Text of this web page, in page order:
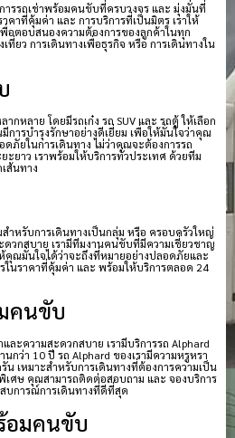
ารรถเช่าพร้อมคนขับที่ครบวงจร และ มุ่งมั่นที่
าที่คุ้มค่า และ การบริการที่เป็นมิตร เราให้
อตอบสนองความต้องการของลูกค้าในทุก
ที่ยว การเดินทางเพื่อธุรกิจ หรือ การเดินทางใน
กหลาย โดยมีรถเก๋ง รถ SUV และ รถตู้ ให้เลือก
ารบำรุงรักษาอย่างดีเยี่ยม เพื่อให้มั่นใจว่าคุณ
ภัยในการเดินทาง ไม่ว่าคุณจะต้องการรถ
ะยาว เราพร้อมให้บริการทั่วประเทศ ด้วยทีม
ส้นทาง
สำหรับการเดินทางเป็นกลุ่ม หรือ ครอบครัวใหญ่
วกสบาย เรามีทีมงานคนขับที่มีความเชี่ยวชาญ
คุณมั่นใจได้ว่าจะถึงที่หมายอย่างปลอดภัยและ
รในราคาที่คุ้มค่า และ พร้อมให้บริการตลอด 24
คนขับ
ละความสะดวกสบาย เรามีบริการรถ Alphard
ว่า 10 ปี รถ Alphard ของเรามีความหรูหรา
เหมาะสำหรับการเดินทางที่ต้องการความเป็น
เศษ คุณสามารถติดต่อสอบถาม และ จองบริการ
บการณ์การเดินทางที่ดีที่สุด
อมคนขับ